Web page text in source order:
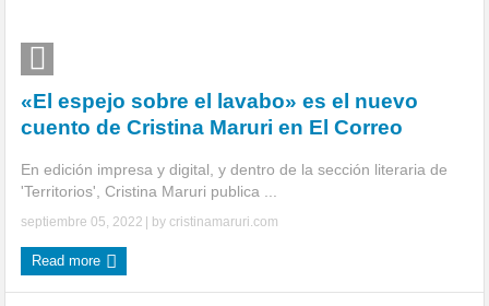
«El espejo sobre el lavabo» es el nuevo
cuento de Cristina Maruri en El Correo
En edición impresa y digital, y dentro de la sección literaria de
'Territorios', Cristina Maruri publica ...
septiembre 05, 2022 | bycristinamaruri.com
Read more